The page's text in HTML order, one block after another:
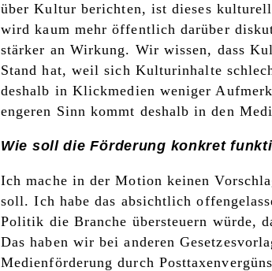
über Kultur berichten, ist dieses
wird kaum mehr öffentlich darüber
stärker an Wirkung. Wir wissen, dass
Stand hat, weil sich Kulturinhalte
deshalb in Klickmedien weniger
engeren Sinn kommt deshalb in den
Wie soll die Förderung konkret
Ich mache in der Motion keinen
soll. Ich habe das absichtlich
Politik die Branche übersteuern würde,
Das haben wir bei anderen
Medienförderung durch